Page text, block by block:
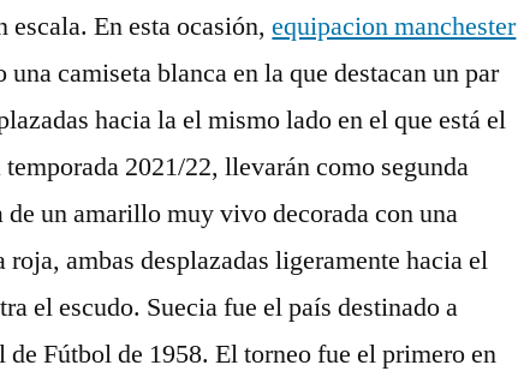
escala. En esta ocasión,equipacion manchester
una camiseta blanca en la que destacan un par
hacia la el mismo lado en el que está el
2021/22, llevarán como segunda
de un amarillo muy vivo decorada con una
ambas desplazadas ligeramente hacia el
el escudo. Suecia fue el país destinado a
Fútbol de 1958. El torneo fue el primero en